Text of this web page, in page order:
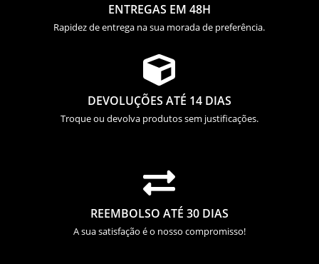
ENTREGAS EM 48H
Rapidez de entrega na sua morada de preferência.

DEVOLUÇÕES ATÉ 14 DIAS
Troque ou devolva produtos sem justificações.

REEMBOLSO ATÉ 30 DIAS
A sua satisfação é o nosso compromisso!